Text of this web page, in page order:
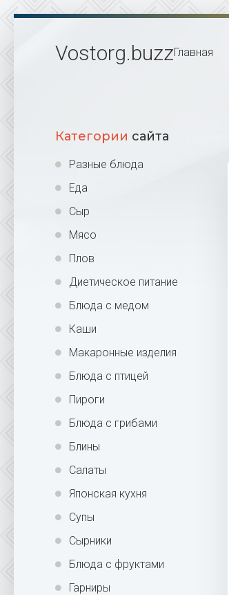
Vostorg.buzzГлавная
Категории сайта
Разные блюда
Еда
Сыр
Мясо
Плов
Диетическое питание
Блюда с медом
Каши
Макаронные изделия
Блюда с птицей
Пироги
Блюда с грибами
Блины
Салаты
Японская кухня
Супы
Сырники
Блюда с фруктами
Гарниры